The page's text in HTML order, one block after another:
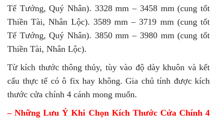
Tể Tướng, Quý Nhân). 3328 mm – 3458 mm (cung tốt
Thiền Tài, Nhân Lộc). 3589 mm – 3719 mm (cung tốt
Tể Tướng, Quý Nhân). 3850 mm – 3980 mm (cung tốt
Thiền Tài, Nhân Lộc).
Từ kích thước thông thủy, tùy vào độ dày khuôn và kết
cấu thực tế có ô fix hay không. Gia chủ tính được kích
thước cửa chính 4 cánh mong muốn.
– Những Lưu Ý Khi Chọn Kích Thước Cửa Chính 4